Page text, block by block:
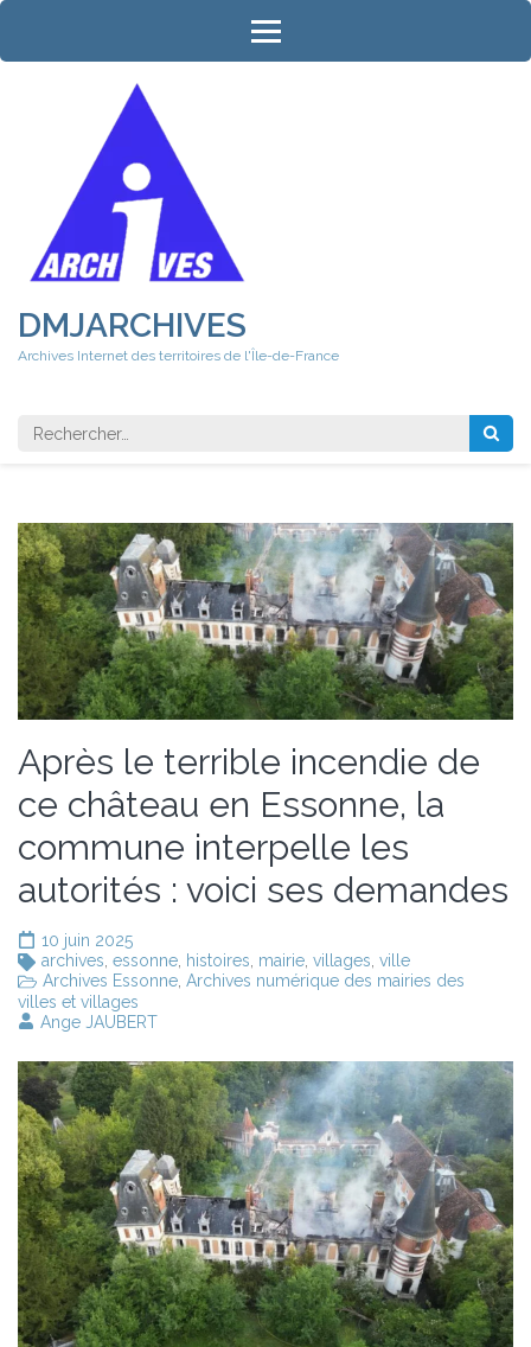
Aller
contenu
DMJARCHIVES
Archives Internet des territoires de l'Île-de-France
Rechercher
Après le terrible incendie de
ce château en Essonne, la
commune interpelle les
autorités : voici ses demandes
10 juin 2025
archives essonne histoires mairie villages ville
Archives Essonne Archives numérique des mairies des
villes et villages
Ange JAUBERT